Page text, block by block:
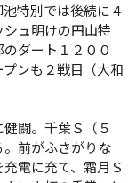
特別では後続に４
ュ明けの円山特
ダート１２００
ンも２戦目（大和
闘。千葉Ｓ（５
前がふさがりな
電に充て、霜月Ｓ